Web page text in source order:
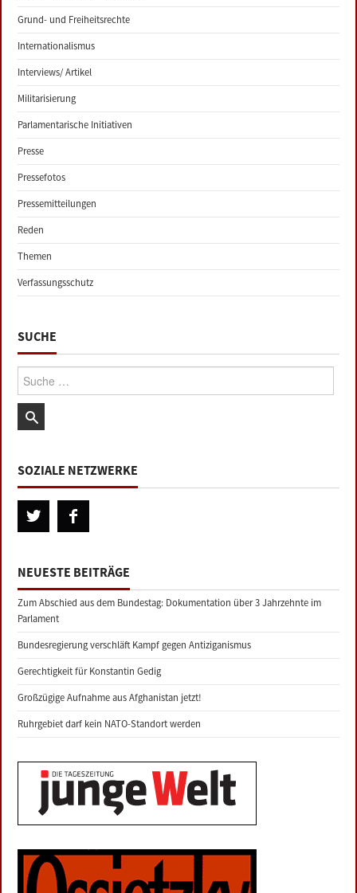
Grund- und Freiheitsrechte
Internationalismus
Interviews/ Artikel
Militarisierung
Parlamentarische Initiativen
Presse
Pressefotos
Pressemitteilungen
Reden
Themen
Verfassungsschutz
SUCHE
Suche:
SOZIALE NETZWERKE
NEUESTE BEITRÄGE
Zum Abschied aus dem Bundestag: Dokumentation über 3 Jahrzehnte im
Parlament
Bundesregierung verschläft Kampf gegen Antiziganismus
Gerechtigkeit für Konstantin Gedig
Großzügige Aufnahme aus Afghanistan jetzt!
Ruhrgebiet darf kein NATO-Standort werden